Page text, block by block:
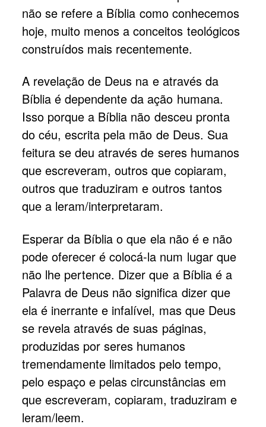
não se refere a Bíblia como conhecemos
hoje, muito menos a conceitos teológicos
construídos mais recentemente.
A revelação de Deus na e através da
Bíblia é dependente da ação humana.
Isso porque a Bíblia não desceu pronta
do céu, escrita pela mão de Deus. Sua
feitura se deu através de seres humanos
que escreveram, outros que copiaram,
outros que traduziram e outros tantos
que a leram/interpretaram.
Esperar da Bíblia o que ela não é e não
pode oferecer é colocá-la num lugar que
não lhe pertence. Dizer que a Bíblia é a
Palavra de Deus não significa dizer que
ela é inerrante e infalível, mas que Deus
se revela através de suas páginas,
produzidas por seres humanos
tremendamente limitados pelo tempo,
pelo espaço e pelas circunstâncias em
que escreveram, copiaram, traduziram e
leram/leem.